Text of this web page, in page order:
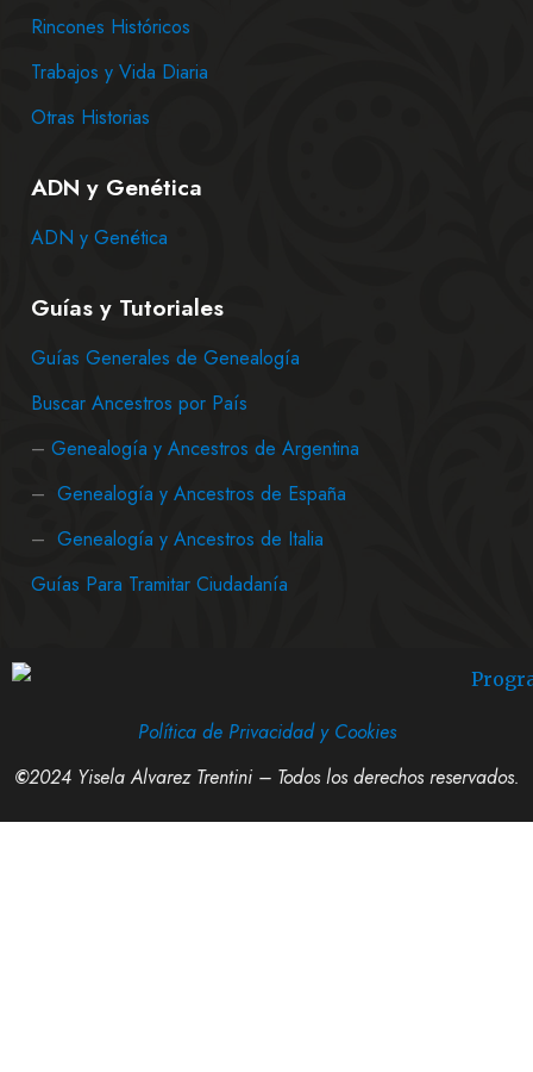
Rincones Históricos
Trabajos y Vida Diaria
Otras Historias
ADN y Genética
ADN y Genética
Guías y Tutoriales
Guías Generales de Genealogía
Buscar Ancestros por País
– Genealogía y Ancestros de Argentina
– Genealogía y Ancestros de España
– Genealogía y Ancestros de Italia
Guías Para Tramitar Ciudadanía
Política de Privacidad y Cookies
©2024 Yisela Alvarez Trentini – Todos los derechos reservados.